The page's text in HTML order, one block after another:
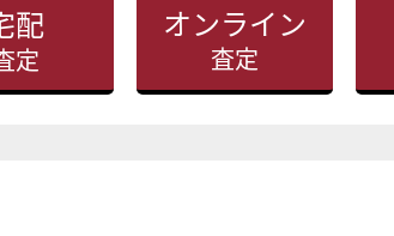
配
定
オンライン
査定